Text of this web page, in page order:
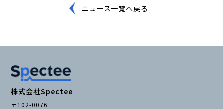
ニュース一覧へ戻る
株式会社Spectee
〒102-0076